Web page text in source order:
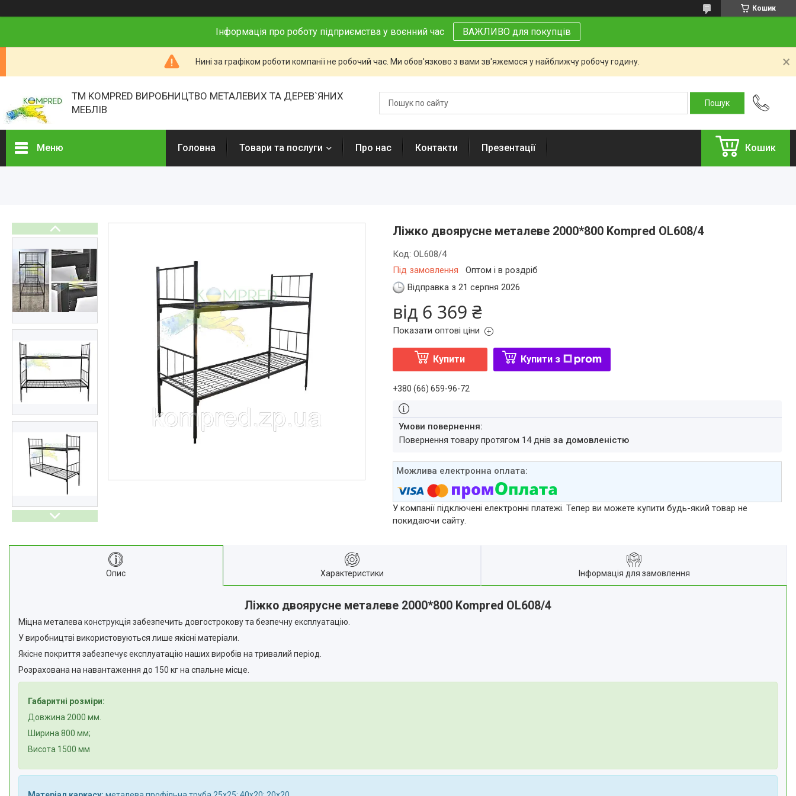
Кошик
Інформація про роботу підприємства у воєнний час ВАЖЛИВО для покупців
Нині за графіком роботи компанії не робочий час. Ми обов'язково з вами зв'яжемося у найближчу робочу годину.
ТМ KOMPRED ВИРОБНИЦТВО МЕТАЛЕВИХ ТА ДЕРЕВ`ЯНИХ
МЕБЛІВ
Меню
Презентації
Реєстраційні документи
Головна Товари та послуги Про нас Контакти Презентації Кошик
Ліжко двоярусне металеве 2000*800 Kompred OL608/4
Під замовлення Оптом і в роздріб
Код: OL608/4
Відправка з 21 серпня 2026
від 6 369 ₴
Показати оптові ціни
Купити Купити з
+380 (66) 659-96-72
повернення товару протягом 14 днів за домовленістю
У компанії підключені електронні платежі. Тепер ви можете купити будь-який товар не
покидаючи сайту.
Опис Характеристики Інформація для замовлення
Ліжко двоярусне металеве 2000*800 Kompred OL608/4
Міцна металева конструкція забезпечить довгострокову та безпечну експлуатацію.
У виробництві використовуються лише якісні матеріали.
Якісне покриття забезпечує експлуатацію наших виробів на тривалий період.
Розрахована на навантаження до 150 кг на спальне місце.
Габаритні розміри:
Довжина 2000 мм.
Ширина 800 мм;
Висота 1500 мм